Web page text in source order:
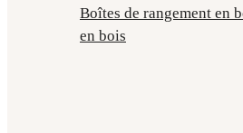
Boîtes de rangement en
en bois